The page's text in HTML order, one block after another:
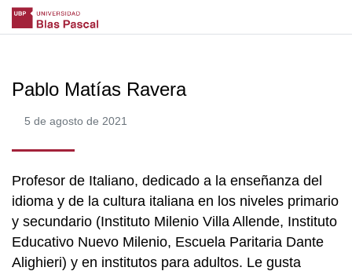
Pablo Matías Ravera
5 de agosto de 2021
Profesor de Italiano, dedicado a la enseñanza del
idioma y de la cultura italiana en los niveles primario
y secundario (Instituto Milenio Villa Allende, Instituto
Educativo Nuevo Milenio, Escuela Paritaria Dante
Alighieri) y en institutos para adultos. Le gusta